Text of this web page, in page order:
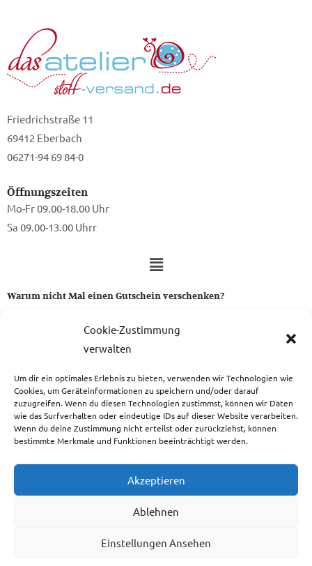
Cookie-Zustimmung
verwalten
Um dir ein optimales Erlebnis zu bieten, verwenden wir Technologien wie
Cookies, um Geräteinformationen zu speichern und/oder darauf
zuzugreifen. Wenn du diesen Technologien zustimmst, können wir Daten
wie das Surfverhalten oder eindeutige IDs auf dieser Website verarbeiten.
Wenn du deine Zustimmung nicht erteilst oder zurückziehst, können
bestimmte Merkmale und Funktionen beeinträchtigt werden.
Akzeptieren
Ablehnen
Einstellungen Ansehen
Friedrichstraße 11
69412 Eberbach
06271-94 69 84-0
Öffnungszeiten
Mo-Fr 09.00-18.00 Uhr
Sa 09.00-13.00 Uhrr
Warum nicht Mal einen Gutschein verschenken?
Ein Gutschein von uns ist das perfekte Geschenk für alle Stoff-
zum Gutschein
Copyright © 2026 Das Atelier